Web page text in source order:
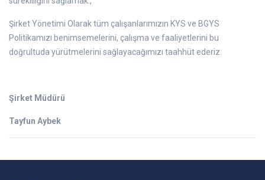
Şirket Yönetimi Olarak tüm çalışanlarımızın KYS ve BGYS
Politikamızı benimsemelerini, çalışma ve faaliyetlerini bu
doğrultuda yürütmelerini sağlayacağımızı taahhüt ederiz.
Şirket Müdürü
Tayfun Aybek